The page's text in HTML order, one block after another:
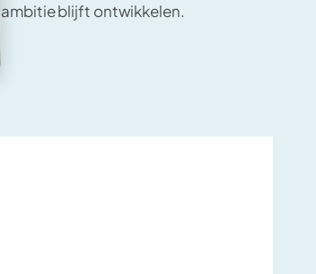
ambitie blijft ontwikkelen.